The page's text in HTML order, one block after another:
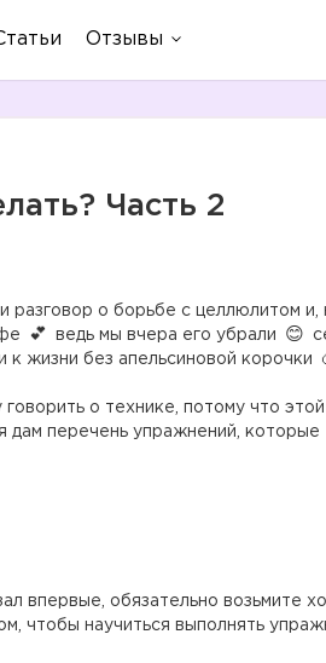
Отзывы
Часть 2
разговор о борьбе с целлюлитом и,
ведь мы вчера его убрали
жизни без апельсиновой корочки
о технике, потому что этой
дам перечень упражнений, которые
впервые, обязательно возьмите
чтобы научиться выполнять